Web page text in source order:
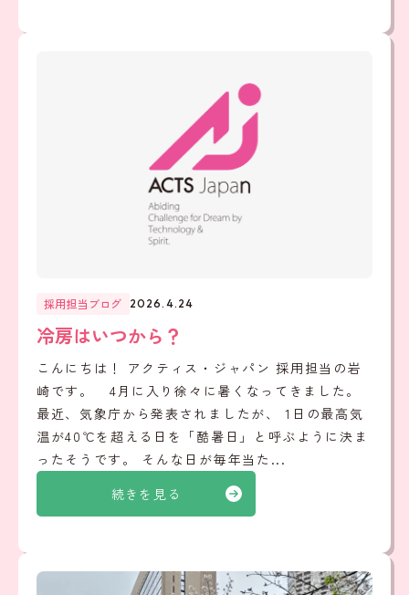
続きを見る
採用担当ブログ 2026.4.24
冷房はいつから？
こんにちは！ アクティス・ジャパン 採用担当の岩
崎です。 4月に入り徐々に暑くなってきました。
最近、気象庁から発表されましたが、 1日の最高気
温が40℃を超える日を「酷暑日」と呼ぶように決ま
ったそうです。 そんな日が毎年当た...